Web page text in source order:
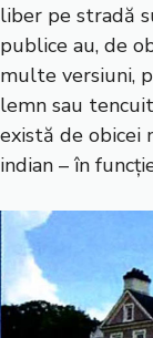
liber pe stradă
publice au, de
multe versiuni,
lemn sau
există de obicei
indian – în